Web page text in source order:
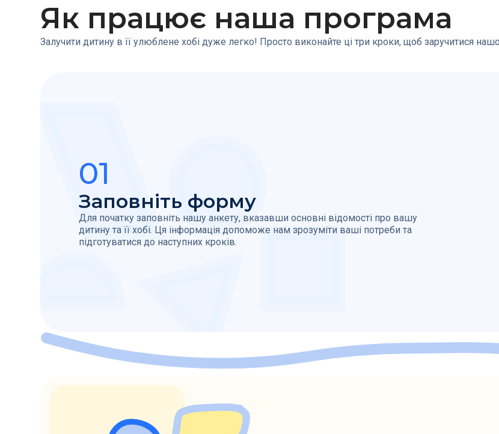
Як працює наша програма
Залучити дитину в її улюблене хобі дуже легко! Просто виконайте ці три кроки, щоб заручитися
01
Заповніть форму
Для початку заповніть нашу анкету, вказавши основні відомості про вашу
дитину та її хобі. Ця інформація допоможе нам зрозуміти ваші потреби та
підготуватися до наступних кроків.